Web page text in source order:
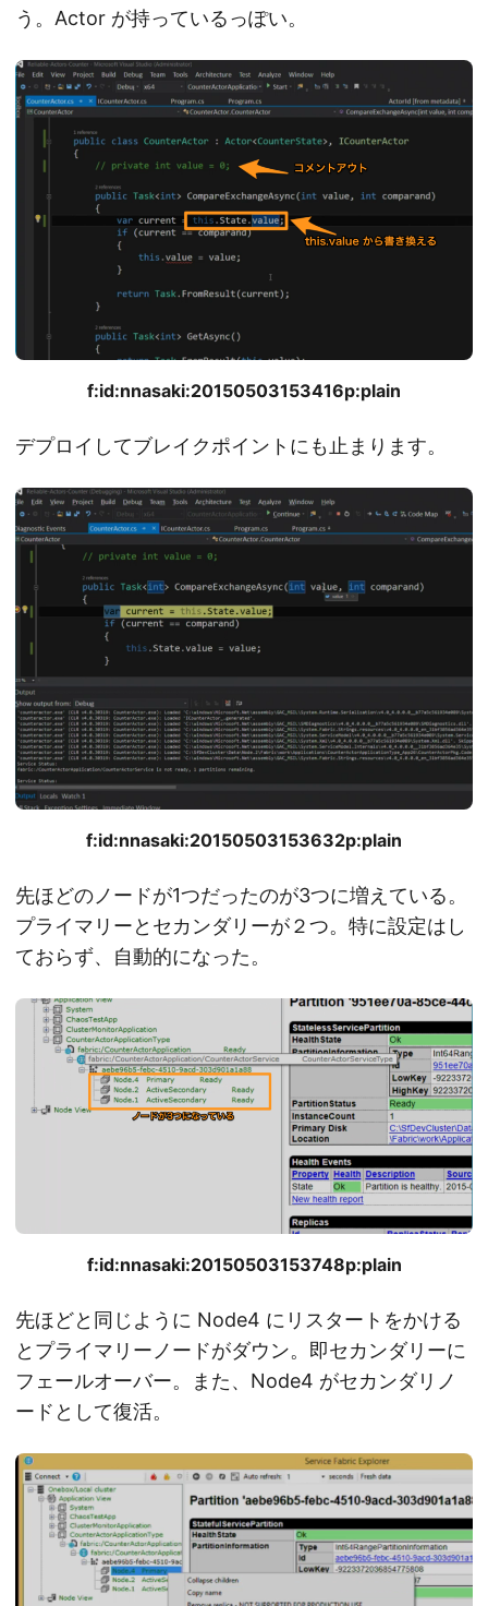
う。Actor が持っているっぽい。
f:id:nnasaki:20150503153416p:plain
デプロイしてブレイクポイントにも止まります。
f:id:nnasaki:20150503153632p:plain
先ほどのノードが1つだったのが3つに増えている。
プライマリーとセカンダリーが２つ。特に設定はし
ておらず、自動的になった。
f:id:nnasaki:20150503153748p:plain
先ほどと同じように Node4 にリスタートをかける
とプライマリーノードがダウン。即セカンダリーに
フェールオーバー。また、Node4 がセカンダリノ
ードとして復活。